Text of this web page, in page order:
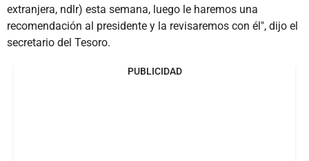
extranjera, ndlr) esta semana, luego le haremos una
recomendación al presidente y la revisaremos con él", dijo el
secretario del Tesoro.
PUBLICIDAD